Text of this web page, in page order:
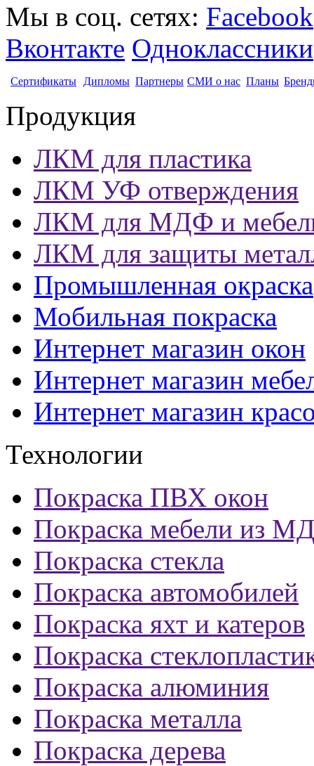
Мы в соц. сетях: Facebook
Вконтакте Одноклассники
Сертификаты Дипломы Партнеры СМИ о нас Планы
Продукция
ЛКМ для пластика
ЛКМ УФ отверждения
ЛКМ для МДФ и
ЛКМ для защиты
Промышленная окраска
Мобильная покраска
Интернет магазин окон
Интернет магазин
Интернет магазин
Технологии
Покраска ПВХ окон
Покраска мебели из
Покраска стекла
Покраска автомобилей
Покраска яхт и катеров
Покраска
Покраска алюминия
Покраска металла
Покраска дерева